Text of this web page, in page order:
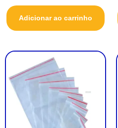
Adicionar ao carrinho